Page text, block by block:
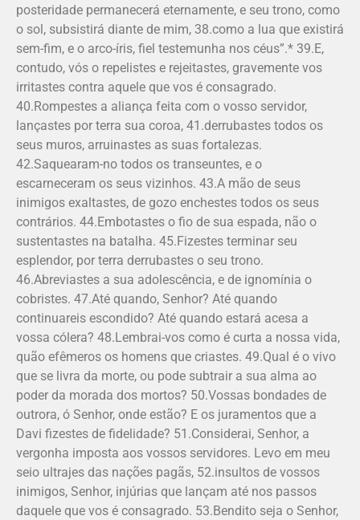
posteridade permanecerá eternamente, e seu trono, como
o sol, subsistirá diante de mim, 38.como a lua que existirá
sem-fim, e o arco-íris, fiel testemunha nos céus”.* 39.E,
contudo, vós o repelistes e rejeitastes, gravemente vos
irritastes contra aquele que vos é consagrado.
40.Rompestes a aliança feita com o vosso servidor,
lançastes por terra sua coroa, 41.derrubastes todos os
seus muros, arruinastes as suas fortalezas.
42.Saquearam-no todos os transeuntes, e o
escarneceram os seus vizinhos. 43.A mão de seus
inimigos exaltastes, de gozo enchestes todos os seus
contrários. 44.Embotastes o fio de sua espada, não o
sustentastes na batalha. 45.Fizestes terminar seu
esplendor, por terra derrubastes o seu trono.
46.Abreviastes a sua adolescência, e de ignomínia o
cobristes. 47.Até quando, Senhor? Até quando
continuareis escondido? Até quando estará acesa a
vossa cólera? 48.Lembrai-vos como é curta a nossa vida,
quão efêmeros os homens que criastes. 49.Qual é o vivo
que se livra da morte, ou pode subtrair a sua alma ao
poder da morada dos mortos? 50.Vossas bondades de
outrora, ó Senhor, onde estão? E os juramentos que a
Davi fizestes de fidelidade? 51.Considerai, Senhor, a
vergonha imposta aos vossos servidores. Levo em meu
seio ultrajes das nações pagãs, 52.insultos de vossos
inimigos, Senhor, injúrias que lançam até nos passos
daquele que vos é consagrado. 53.Bendito seja o Senhor,